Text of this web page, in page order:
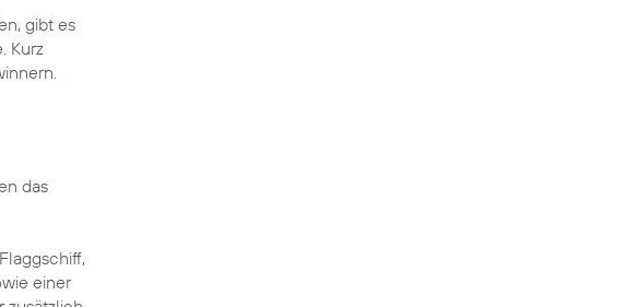
gibt es
Kurz
das
einer